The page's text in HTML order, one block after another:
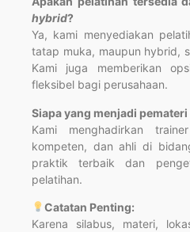
hybrid?
Ya, kami menyediakan
tatap muka, maupun hybrid,
Kami juga memberikan
fleksibel bagi perusahaan.
Siapa yang menjadi
Kami menghadirkan
kompeten, dan ahli di
praktik terbaik dan
pelatihan.
Catatan Penting:
Karena silabus, materi,